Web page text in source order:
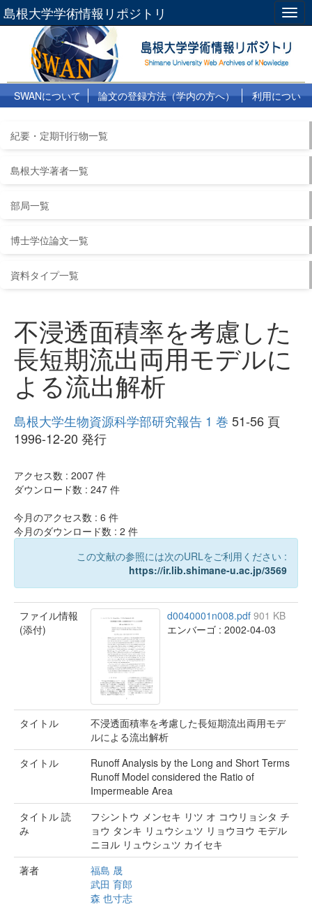
島根大学学術情報リポジトリ
SWANについて 論文の登録方法（学内の方へ）
利用につい
紀要・定期刊行物一覧
島根大学著者一覧
部局一覧
博士学位論文一覧
資料タイプ一覧
不浸透面積率を考慮した
長短期流出両用モデルに
よる流出解析
島根大学生物資源科学部研究報告 1 巻 51-56 頁
1996-12-20 発行
アクセス数 : 2007 件
ダウンロード数 : 247 件
今月のアクセス数 : 6 件
今月のダウンロード数 : 2 件
この文献の参照には次のURLをご利用ください :
https://ir.lib.shimane-u.ac.jp/3569
ファイル情報
(添付)
d0040001n008.pdf 901 KB
エンバーゴ : 2002-04-03
タイトル
不浸透面積率を考慮した長短期流出両用モデ
ルによる流出解析
タイトル
Runoff Analysis by the Long and Short Terms
Runoff Model considered the Ratio of
Impermeable Area
タイトル 読
み
フシントウ メンセキ リツ オ コウリョシタ チ
ョウ タンキ リュウシュツ リョウヨウ モデル
ニヨル リュウシュツ カイセキ
著者
福島 晟
武田 育郎
森 也寸志